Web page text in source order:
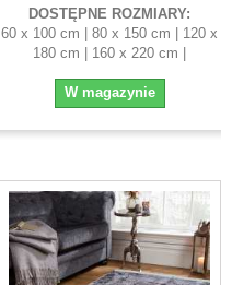
DOSTĘPNE ROZMIARY:
60 x 100 cm | 80 x 150 cm | 120 x
180 cm | 160 x 220 cm |
W magazynie